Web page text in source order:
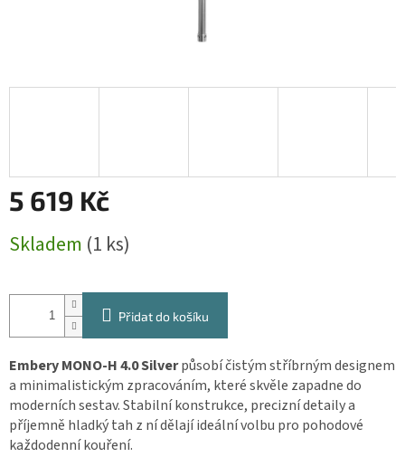
5 619 Kč
cena:
Skladem (1 ks)
Přidat do košíku
Embery MONO-H 4.0 Silverpůsobí čistým stříbrným designem
a minimalistickým zpracováním, které skvěle zapadne do
moderních sestav. Stabilní konstrukce, precizní detaily a
příjemně hladký tah z ní dělají ideální volbu pro pohodové
každodenní kouření.